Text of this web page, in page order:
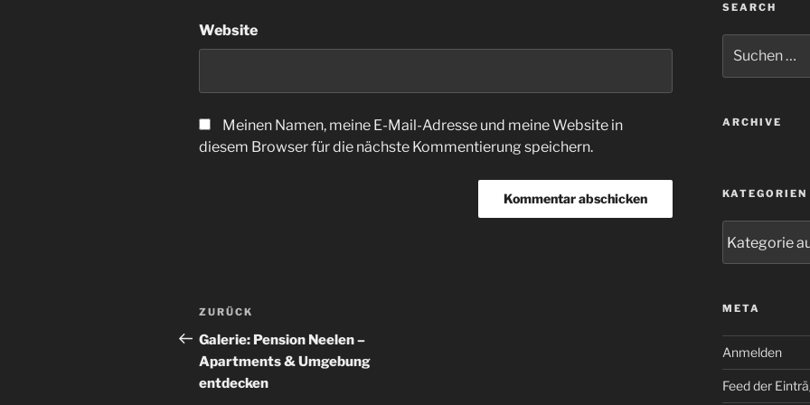
Website
Meinen Namen, meine E-Mail-Adresse und meine Website in
diesem Browser für die nächste Kommentierung speichern.
Beitrags-
Navigation
Vorheriger
Beitrag
ZURÜCK
Galerie: Pension Neelen –
Apartments & Umgebung
entdecken
SEARCH
nach:
ARCHIVE
KATEGORIEN
META
Anmelden
Feed der